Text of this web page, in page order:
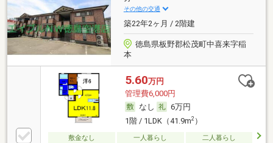
その他の交通
築22年2ヶ月 / 2階建
徳島県板野郡松茂町中喜来字稲
本
5.60万円
管理費6,000円
なし
6万円
1階 / 1LDK（41.9m2）
敷金なし 一人暮らし
二人暮らし